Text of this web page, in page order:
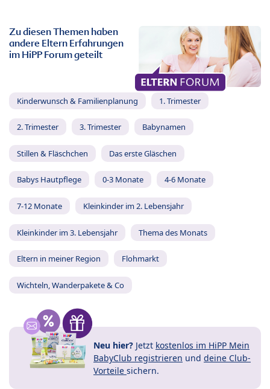
Zu diesen Themen haben
andere Eltern Erfahrungen
im HiPP Forum geteilt
Kinderwunsch & Familienplanung 1. Trimester
2. Trimester 3. Trimester Babynamen
Stillen & Fläschchen Das erste Gläschen
Babys Hautpflege 0-3 Monate 4-6 Monate
7-12 Monate Kleinkinder im 2. Lebensjahr
Kleinkinder im 3. Lebensjahr Thema des Monats
Eltern in meiner Region Flohmarkt
Wichteln, Wanderpakete & Co
Neu hier? Jetzt kostenlos im HiPP Mein
BabyClub registrieren und deine Club-
Vorteile sichern.